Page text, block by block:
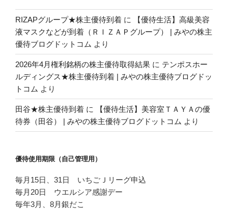
RIZAPグループ★株主優待到着 に
【優待生活】高級美容
液マスクなどが到着（ＲＩＺＡＰグループ） | みやの株主
優待ブログドットコム より
2026年4月権利銘柄の株主優待取得結果 に テンポスホー
ルディングス★株主優待到着 | みやの株主優待ブログドッ
トコム より
田谷★株主優待到着 に
【優待生活】美容室ＴＡＹＡの優
待券（田谷） | みやの株主優待ブログドットコム より
優待使用期限（自己管理用）
毎月15日、31日 いちごＪリーグ申込
毎月20日 ウエルシア感謝デー
毎年3月、8月銀だこ